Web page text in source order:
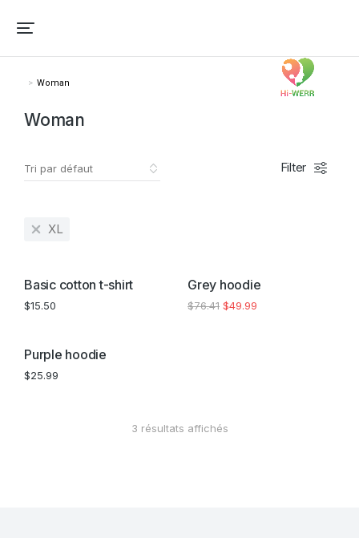
Vous êtes ici :
Woman
Woman
Filter
XL
Basic cotton t-shirt
$15.50
PROMO !
Grey hoodie
$76.41 $49.99
Purple hoodie
$25.99
3 résultats affichés